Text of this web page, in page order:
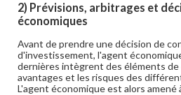
2) Prévisions, arbitrages et
économiques
Avant de prendre une décision de
d'investissement, l'agent
dernières intègrent des éléments
avantages et les risques des
L'agent économique est alors